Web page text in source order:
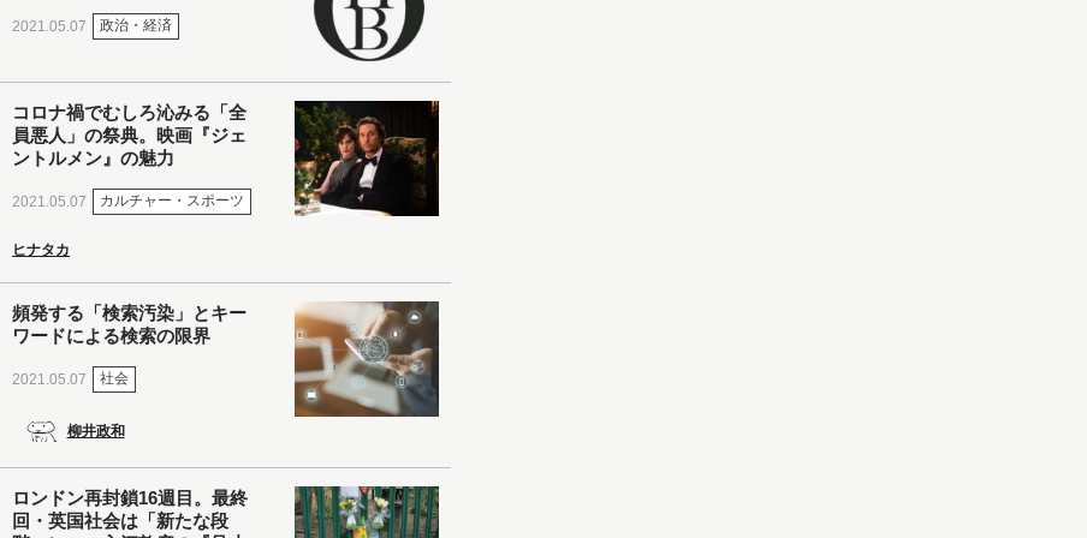
2021.05.07 政治・経済
コロナ禍でむしろ沁みる「全
員悪人」の祭典。映画『ジェ
ントルメン』の魅力
2021.05.07 カルチャー・スポーツ
ヒナタカ
頻発する「検索汚染」とキー
ワードによる検索の限界
2021.05.07 社会
柳井政和
ロンドン再封鎖16週目。最終
回・英国社会は「新たな段